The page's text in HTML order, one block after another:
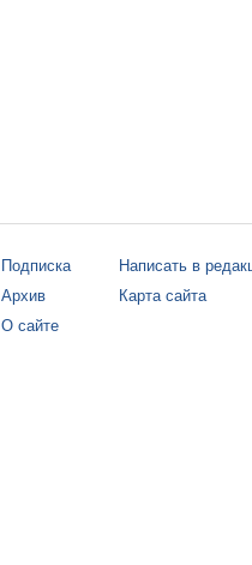
Подписка
Архив
О сайте
Написать в
Карта сайта